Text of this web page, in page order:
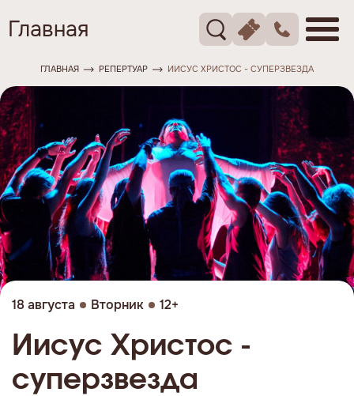
Главная
ГЛАВНАЯ РЕПЕРТУАР ИИСУС ХРИСТОС - СУПЕРЗВЕЗДА
18 августа Вторник 12+
Иисус Христос -
суперзвезда